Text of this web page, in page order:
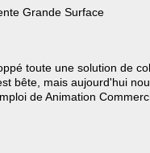
Grande Surface
toute une solution de
bête, mais aujourd'hui
de Animation